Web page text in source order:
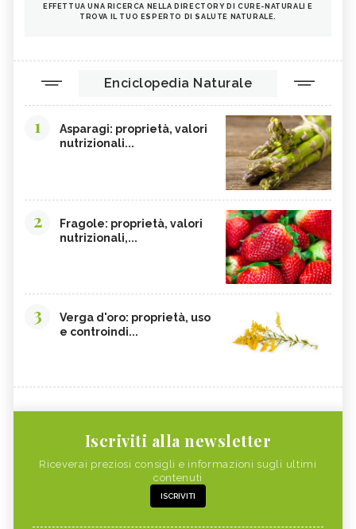
EFFETTUA UNA RICERCA NELLA DIRECTORY DI CURE-NATURALI E
TROVA IL TUO ESPERTO DI SALUTE NATURALE.
Enciclopedia Naturale
1
Asparagi: proprietà, valori
nutrizionali...
2
Fragole: proprietà, valori
nutrizionali,...
3
Verga d'oro: proprietà, uso
e controindi...
Iscriviti alla newsletter
Riceverai preziosi consigli e informazioni sugli ultimi
contenuti
ISCRIVITI